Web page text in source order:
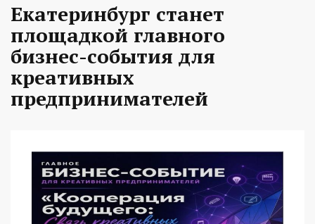
Екатеринбург станет
площадкой главного
бизнес-события для
креативных
предпринимателей